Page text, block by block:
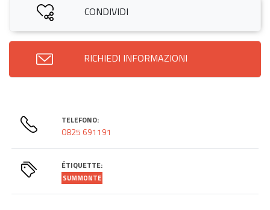
CONDIVIDI
RICHIEDI INFORMAZIONI
TELEFONO:
0825 691191
ÉTIQUETTE:
SUMMONTE